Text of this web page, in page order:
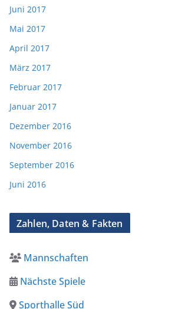
Juni 2017
Mai 2017
April 2017
März 2017
Februar 2017
Januar 2017
Dezember 2016
November 2016
September 2016
Juni 2016
Zahlen, Daten & Fakten
Mannschaften
Nächste Spiele
Sporthalle Süd